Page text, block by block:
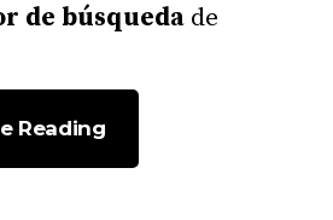
de búsqueda de
Reading